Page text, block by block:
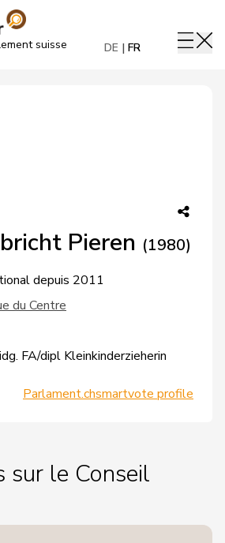
suisse DE FR
Pieren (1980)
depuis 2011
du Centre
FA/dipl Kleinkinderzieherin
Parlament.chsmartvote profile
sur le Conseil